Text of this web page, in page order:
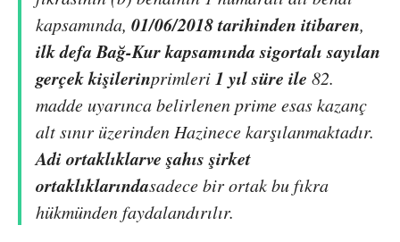
kapsamında, 01/06/2018 tarihinden itibaren,
ilk defa Bağ-Kur kapsamında sigortalı sayılan
gerçek kişilerinprimleri1 yıl süre ile 82.
madde uyarınca belirlenen prime esas kazanç
alt sınır üzerinden Hazinece karşılanmaktadır.
Adi ortaklıklarveşahıs şirket
ortaklıklarındasadece bir ortak bu fıkra
hükmünden faydalandırılır.